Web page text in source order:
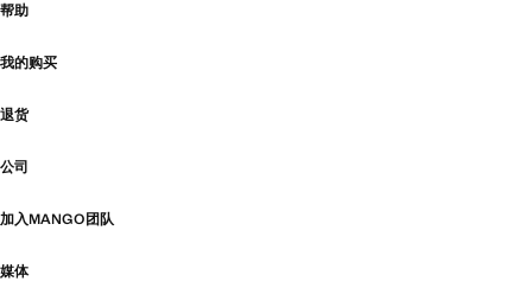
帮助
我的购买
退货
公司
加入MANGO团队
媒体